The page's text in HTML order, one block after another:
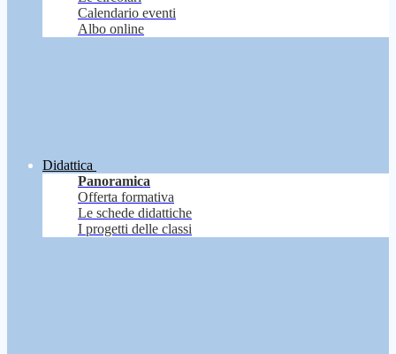
Calendario eventi
Albo online
Didattica
Panoramica
Offerta formativa
Le schede didattiche
I progetti delle classi